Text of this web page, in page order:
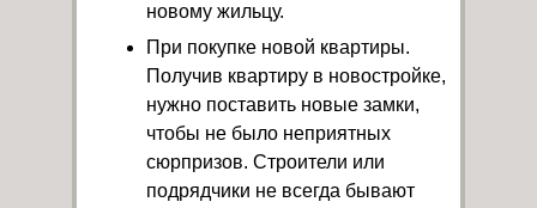
новому жильцу.
При покупке новой квартиры.
Получив квартиру в новостройке,
нужно поставить новые замки,
чтобы не было неприятных
сюрпризов. Строители или
подрядчики не всегда бывают